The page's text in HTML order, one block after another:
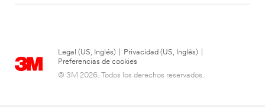
Legal (US, Inglés) Privacidad (US, Inglés)
Preferencias de cookies
© 3M 2026. Todos los derechos reservados..